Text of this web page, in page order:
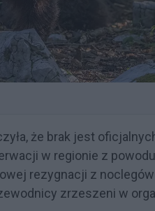
że brak jest
w regionie z
rezygnacji z
zrzeszeni w